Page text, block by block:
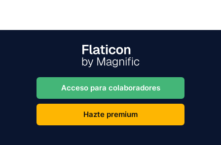
Acceso para colaboradores
Hazte premium